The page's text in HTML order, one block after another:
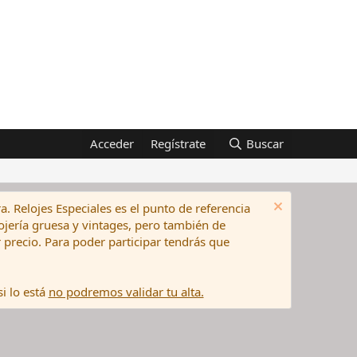
Acceder Regístrate Buscar
Relojes Especiales es el punto de referencia
gruesa y vintages, pero también de
Para poder participar tendrás que
lo está no podremos validar tu alta.